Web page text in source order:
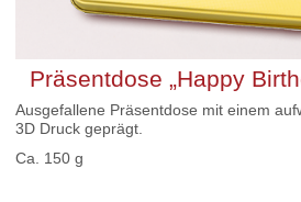
Präsentdose „Happy
Ausgefallene Präsentdose mit einem
3D Druck geprägt.
Ca. 150 g